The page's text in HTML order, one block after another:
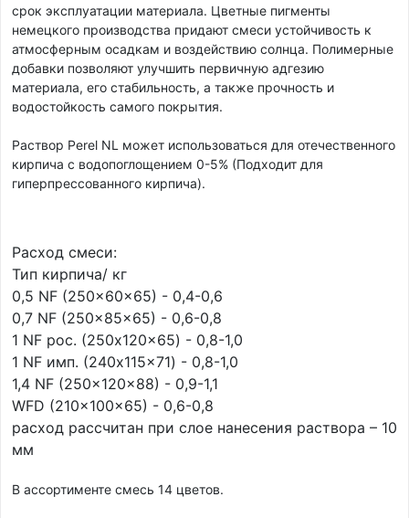
срок эксплуатации материала. Цветные пигменты
немецкого производства придают смеси устойчивость к
атмосферным осадкам и воздействию солнца. Полимерные
добавки позволяют улучшить первичную адгезию
материала, его стабильность, а также прочность и
водостойкость самого покрытия.
Раствор Perel NL может использоваться для отечественного
кирпича с водопоглощением 0-5% (Подходит для
гиперпрессованного кирпича).
Расход смеси:
Тип кирпича/ кг
0,5 NF (250x60x65) - 0,4-0,6
0,7 NF (250x85x65) - 0,6-0,8
1 NF рос. (250x120x65) - 0,8-1,0
1 NF имп. (240x115x71) - 0,8-1,0
1,4 NF (250x120x88) - 0,9-1,1
WFD (210x100x65) - 0,6-0,8
расход рассчитан при слое нанесения раствора – 10
мм
В ассортименте смесь 14 цветов.